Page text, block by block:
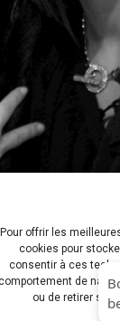
Pour offrir les
cookies pour
consentir à ces
de
ou de retirer son
resolution (1250 ×